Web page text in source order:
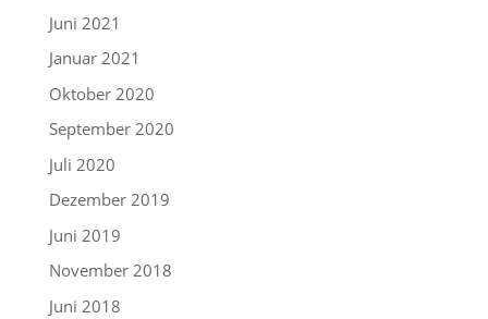
Juni 2021
Januar 2021
Oktober 2020
September 2020
Juli 2020
Dezember 2019
Juni 2019
November 2018
Juni 2018